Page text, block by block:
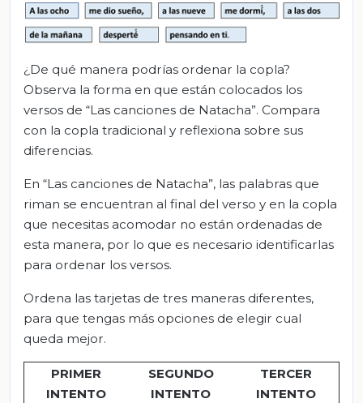
¿De qué manera podrías ordenar la copla?
Observa la forma en que están colocados los
versos de “Las canciones de Natacha”. Compara
con la copla tradicional y reflexiona sobre sus
diferencias.
En “Las canciones de Natacha”, las palabras que
riman se encuentran al final del verso y en la copla
que necesitas acomodar no están ordenadas de
esta manera, por lo que es necesario identificarlas
para ordenar los versos.
Ordena las tarjetas de tres maneras diferentes,
para que tengas más opciones de elegir cual
queda mejor.
PRIMER
INTENTO
SEGUNDO
INTENTO
TERCER
INTENTO